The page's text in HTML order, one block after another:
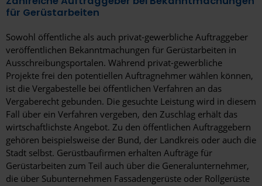
Rotenburg (Wümme)
Rüsselsheim am Main
Saarbrücken
Saarlouis
Salzgitter
Schweinfurt
Schwerin
Selm
für Gerüstarbeiten
Sowohl öffentliche als auch privat-gewerbliche Auftraggeber
veröffentlichen Bekanntmachungen für Gerüstarbeiten in
Ausschreibungsportalen. Während privat-gewerbliche
Projekte frei den potentiellen Auftragnehmer wählen können,
ist die Vergabestelle bei öffentlichen Verfahren an das
Vergaberecht gebunden. Die gesuchte Leistung wird in diesem
Fall über ein Verfahren vergeben, den Zuschlag erhält das
wirtschaftlichste Angebot. Zu den öffentlichen Auftraggebern
gehören beispielsweise der Bund, der Landkreis oder auch die
Stadt selbst. Gerüstbaufirmen erhalten Aufträge für
Gerüstarbeiten zum Teil auch über die Generalunternehmer,
die über Subunternehmen Fassadengerüste oder Rollgerüste